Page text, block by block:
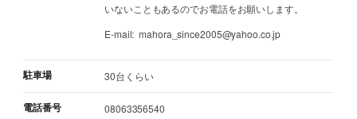
いないこともあるのでお電話をお願いします。
E-mail: mahora_since2005@yahoo.co.jp
駐車場 30台くらい
電話番号 08063356540